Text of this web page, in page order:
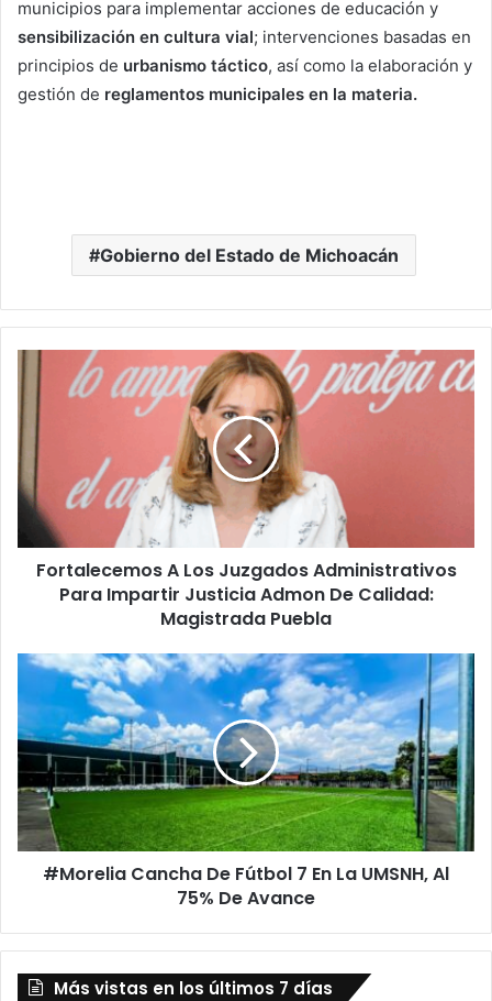
municipios para implementar acciones de educación y
sensibilización en cultura vial; intervenciones basadas en
principios de urbanismo táctico, así como la elaboración y
gestión de reglamentos municipales en la materia.
Gobierno del Estado de Michoacán
Fortalecemos
Los
Administrativos
Para
Impartir
Justicia
Admon
Calidad:
Fortalecemos A Los Juzgados Administrativos
Para Impartir Justicia Admon De Calidad:
Magistrada Puebla
#Morelia
De
Fútbol
7
En
La
UMSNH,
Al
75%#Morelia Cancha De Fútbol 7 En La UMSNH, Al
75% De Avance
Más vistas en los últimos 7 días